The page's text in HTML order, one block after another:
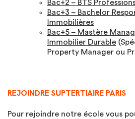
Bac+2 – BTS
Bac+3 – Bachelor
Immobilières
Bac+5 – Mastère
Immobilier Durable
Property Manager ou
REJOINDRE SUPTERTIAIRE PARIS
Pour rejoindre notre école vous